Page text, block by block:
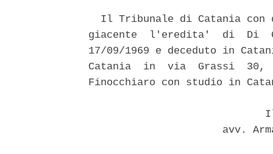
Il Tribunale di Catania con
giacente  l'eredita'  di  Di
17/09/1969 e deceduto in
Catania  in  via  Grassi  30,
Finocchiaro con studio in
avv.